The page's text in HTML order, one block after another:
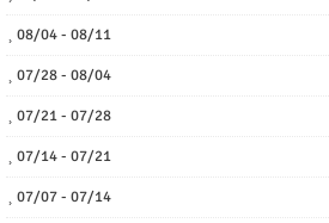
08/04 - 08/11
07/28 - 08/04
07/21 - 07/28
07/14 - 07/21
07/07 - 07/14